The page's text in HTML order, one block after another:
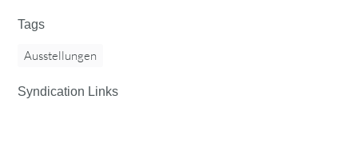
Tags
Ausstellungen
Syndication Links